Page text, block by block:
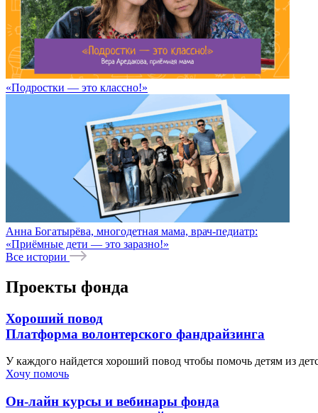
«Подростки — это классно!»
Анна Богатырёва, многодетная мама, врач-педиатр:
«Приёмные дети — это заразно!»
Все истории
Проекты фонда
Хороший повод
Платформа волонтерского фандрайзинга
У каждого найдется хороший повод чтобы помочь детям из
Хочу помочь
Он-лайн курсы и вебинары фонда